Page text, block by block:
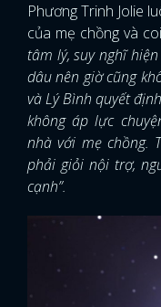
Phương Trinh Jolie
của mẹ chồng và
tâm lý, suy nghĩ
dâu nên giờ cũng
và Lý Bình quyết
không áp lực
nhà với mẹ chồng.
phải giỏi nội trợ,
cạnh”.